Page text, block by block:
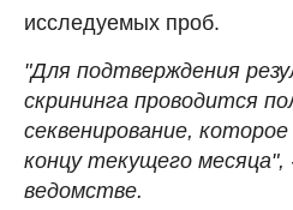
исследуемых проб.
"Для подтверждения
скрининга проводится
секвенирование,
концу текущего месяца",
ведомстве.